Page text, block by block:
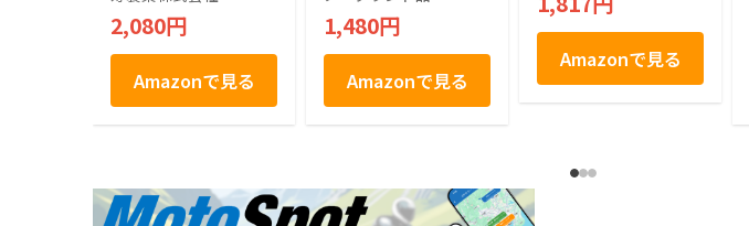
のお土産 個包装 お
祝い ご縁 ありがと
う お菓子
2,080円
Amazonで見る
頭 個包装 和菓子 ギ
フト 手土産 帰省土
産 お取り寄せ
1,480円
Amazonで見る
Amazonで見る